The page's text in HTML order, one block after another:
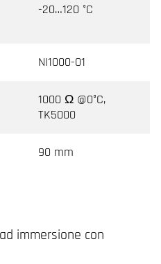
-20…120 °C
NI1000-01
1000 Ω @0°C,
TK5000
90 mm
immersione con